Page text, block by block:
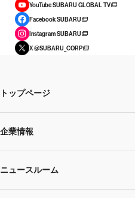
YouTube SUBARU GLOBAL TV
Facebook SUBARU
Instagram SUBARU
X @SUBARU_CORP
トップページ
企業情報
企業情報トップ
ニュースルーム